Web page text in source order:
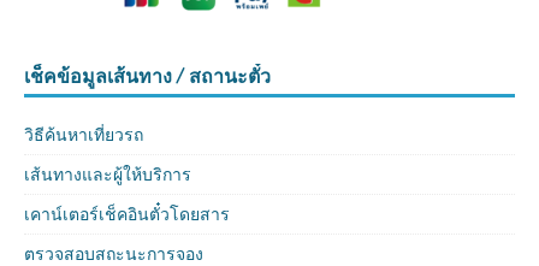
เช็คข้อมูลเส้นทาง / สถานะตั๋ว
วิธีค้นหาเที่ยวรถ
เส้นทางและผู้ให้บริการ
เคาน์เตอร์เช็คอินตั๋วโดยสาร
ตรวจสอบสถะนะการจอง